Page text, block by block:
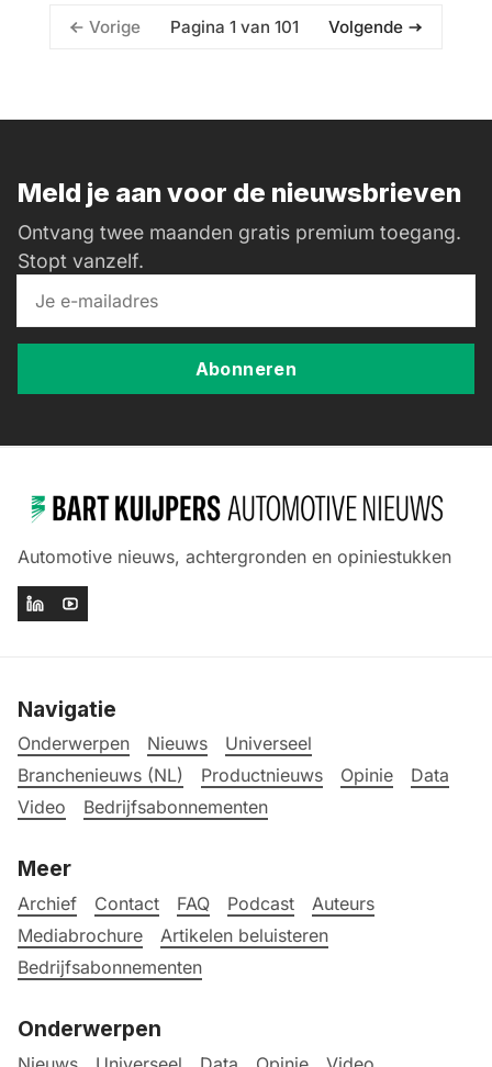
Vorige Pagina 1 van 101 Volgende
Meld je aan voor de nieuwsbrieven
Ontvang twee maanden gratis premium toegang.
Stopt vanzelf.
Abonneren
Automotive nieuws, achtergronden en opiniestukken
Navigatie
Onderwerpen Nieuws
Universeel
Branchenieuws (NL)
Productnieuws Opinie
Data
Video
Bedrijfsabonnementen
Meer
Archief Contact FAQ Podcast
Auteurs
Mediabrochure
Artikelen beluisteren
Bedrijfsabonnementen
Onderwerpen